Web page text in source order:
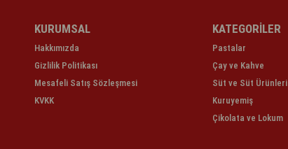
KURUMSAL
Hakkımızda
Gizlilik Politikası
Mesafeli Satış Sözleşmesi
KVKK
KATEGORİLER
Pastalar
Çay ve Kahve
Süt ve Süt Ürünleri
Kuruyemiş
Çikolata ve Lokum